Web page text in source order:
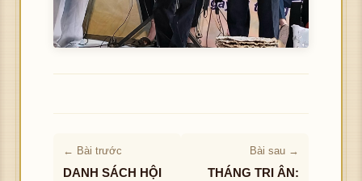
← Bài trước
DANH SÁCH HỘI
Bài sau →
THÁNG TRI ÂN: